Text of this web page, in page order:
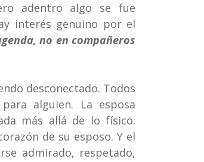
adentro algo se fue
interés genuino por el
no en compañeros
desconectado. Todos
alguien. La esposa
más allá de lo físico.
de su esposo. Y el
admirado, respetado,